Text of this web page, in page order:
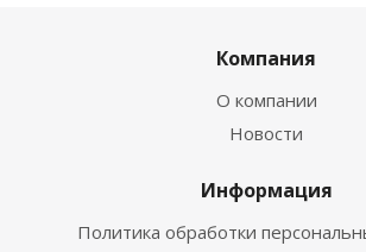
Компания
О компании
Новости
Информация
Политика обработки